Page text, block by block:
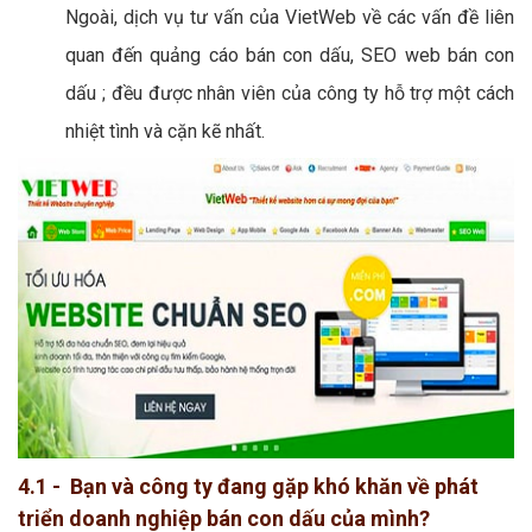
Ngoài, dịch vụ tư vấn của VietWeb về các vấn đề liên
quan đến quảng cáo bán con dấu, SEO web bán con
dấu ; đều được nhân viên của công ty hỗ trợ một cách
nhiệt tình và cặn kẽ nhất.
4.1 - Bạn và công ty đang gặp khó khăn về phát
triển doanh nghiệp bán con dấu của mình?